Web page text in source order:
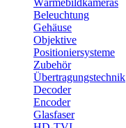
Beleuchtung
Gehäuse
Objektive
Positioniersysteme
Zubehör
Übertragungstechnik
Decoder
Encoder
Glasfaser